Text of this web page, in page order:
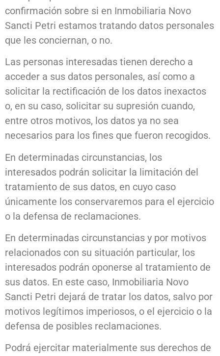
confirmación sobre si en Inmobiliaria Novo
Sancti Petri estamos tratando datos personales
que les conciernan, o no.
Las personas interesadas tienen derecho a
acceder a sus datos personales, así como a
solicitar la rectificación de los datos inexactos
o, en su caso, solicitar su supresión cuando,
entre otros motivos, los datos ya no sea
necesarios para los fines que fueron recogidos.
En determinadas circunstancias, los
interesados podrán solicitar la limitación del
tratamiento de sus datos, en cuyo caso
únicamente los conservaremos para el ejercicio
o la defensa de reclamaciones.
En determinadas circunstancias y por motivos
relacionados con su situación particular, los
interesados podrán oponerse al tratamiento de
sus datos. En este caso, Inmobiliaria Novo
Sancti Petri dejará de tratar los datos, salvo por
motivos legítimos imperiosos, o el ejercicio o la
defensa de posibles reclamaciones.
Podrá ejercitar materialmente sus derechos de